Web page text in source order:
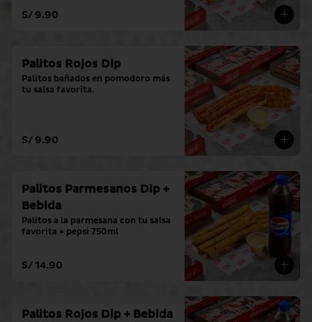
S/ 9.90
Palitos Rojos Dip
Palitos bañados en pomodoro más
tu salsa favorita.
S/ 9.90
Palitos Parmesanos Dip +
Bebida
Palitos a la parmesana con tu salsa
favorita + pepsi 750ml
S/ 14.90
Palitos Rojos Dip + Bebida